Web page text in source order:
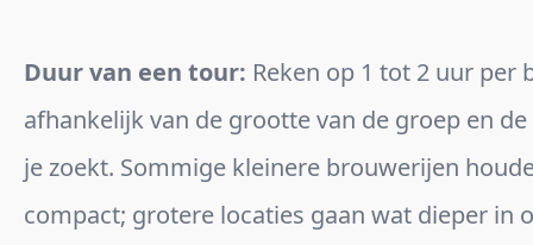
Duur van een tour: Reken op 1 tot 2 uur per
afhankelijk van de grootte van de groep en
je zoekt. Sommige kleinere brouwerijen
compact; grotere locaties gaan wat dieper in